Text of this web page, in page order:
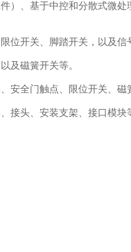
）、基于中控和分散式微
位开关、脚踏开关，以及信
及磁簧开关等。
全门触点、限位开关、磁
接头、安装支架、接口模块